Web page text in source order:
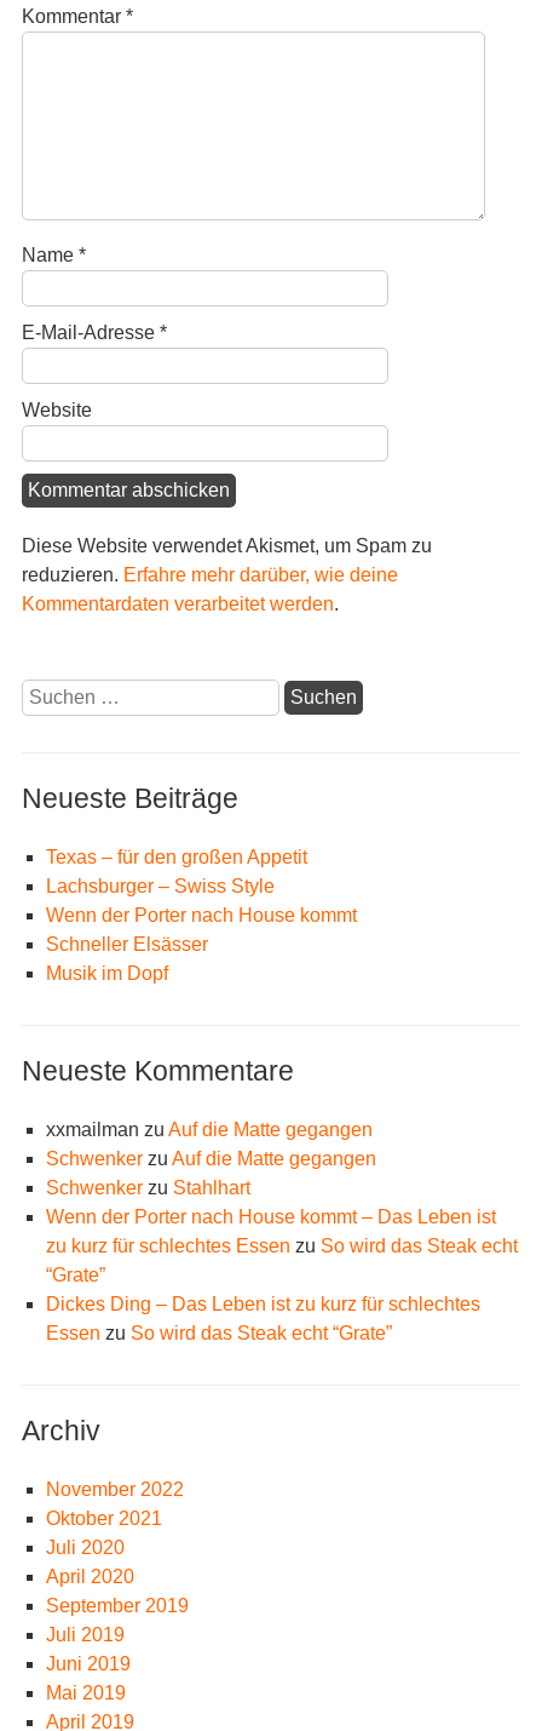
Kommentar *
Name *
E-Mail-Adresse *
Website
Diese Website verwendet Akismet, um Spam zu
reduzieren. Erfahre mehr darüber, wie deine
Kommentardaten verarbeitet werden.
Suchen
nach:
Neueste Beiträge
Texas – für den großen Appetit
Lachsburger – Swiss Style
Wenn der Porter nach House kommt
Schneller Elsässer
Musik im Dopf
Neueste Kommentare
xxmailman zu Auf die Matte gegangen
Schwenkerzu Auf die Matte gegangen
Schwenkerzu Stahlhart
Wenn der Porter nach House kommt – Das Leben ist
zu kurz für schlechtes Essen zu So wird das Steak echt
“Grate”
Dickes Ding – Das Leben ist zu kurz für schlechtes
Essen zu So wird das Steak echt “Grate”
Archiv
November 2022
Oktober 2021
Juli 2020
April 2020
September 2019
Juli 2019
Juni 2019
Mai 2019
April 2019